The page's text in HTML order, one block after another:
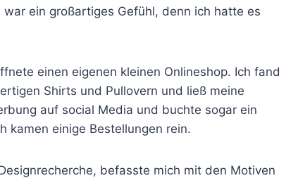
ein großartiges Gefühl, denn ich hatte es
einen eigenen kleinen Onlineshop. Ich fand
Shirts und Pullovern und ließ meine
auf social Media und buchte sogar ein
kamen einige Bestellungen rein.
befasste mich mit den Motiven